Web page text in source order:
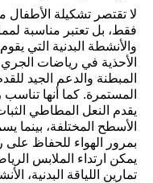
لا تقتصر تشكيلة
فقط، بل تعتبر مناسبة
والأنشطة البدنية التي
الأحذية في رياضات
المبطنة والدعم الجيد
المستمرة. كما أنها
يقدم النعل المطاطي
الأسطح المختلفة، بينما
بمرور الهواء للحفاظ على
يمكن ارتداء الملابس
تمارين اللياقة البدنية،